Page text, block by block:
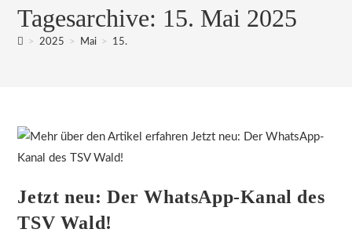
Tagesarchive: 15. Mai 2025
> 2025 > Mai > 15.
Jetzt neu: Der WhatsApp-Kanal des
TSV Wald!